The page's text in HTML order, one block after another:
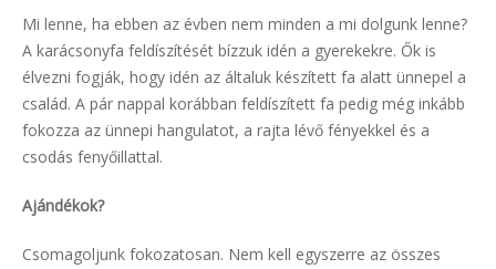
Mi lenne, ha ebben az évben nem minden a mi dolgunk lenne?
A karácsonyfa feldíszítését bízzuk idén a gyerekekre. Ők is
élvezni fogják, hogy idén az általuk készített fa alatt ünnepel a
család. A pár nappal korábban feldíszített fa pedig még inkább
fokozza az ünnepi hangulatot, a rajta lévő fényekkel és a
csodás fenyőillattal.
Ajándékok?
Csomagoljunk fokozatosan. Nem kell egyszerre az összes